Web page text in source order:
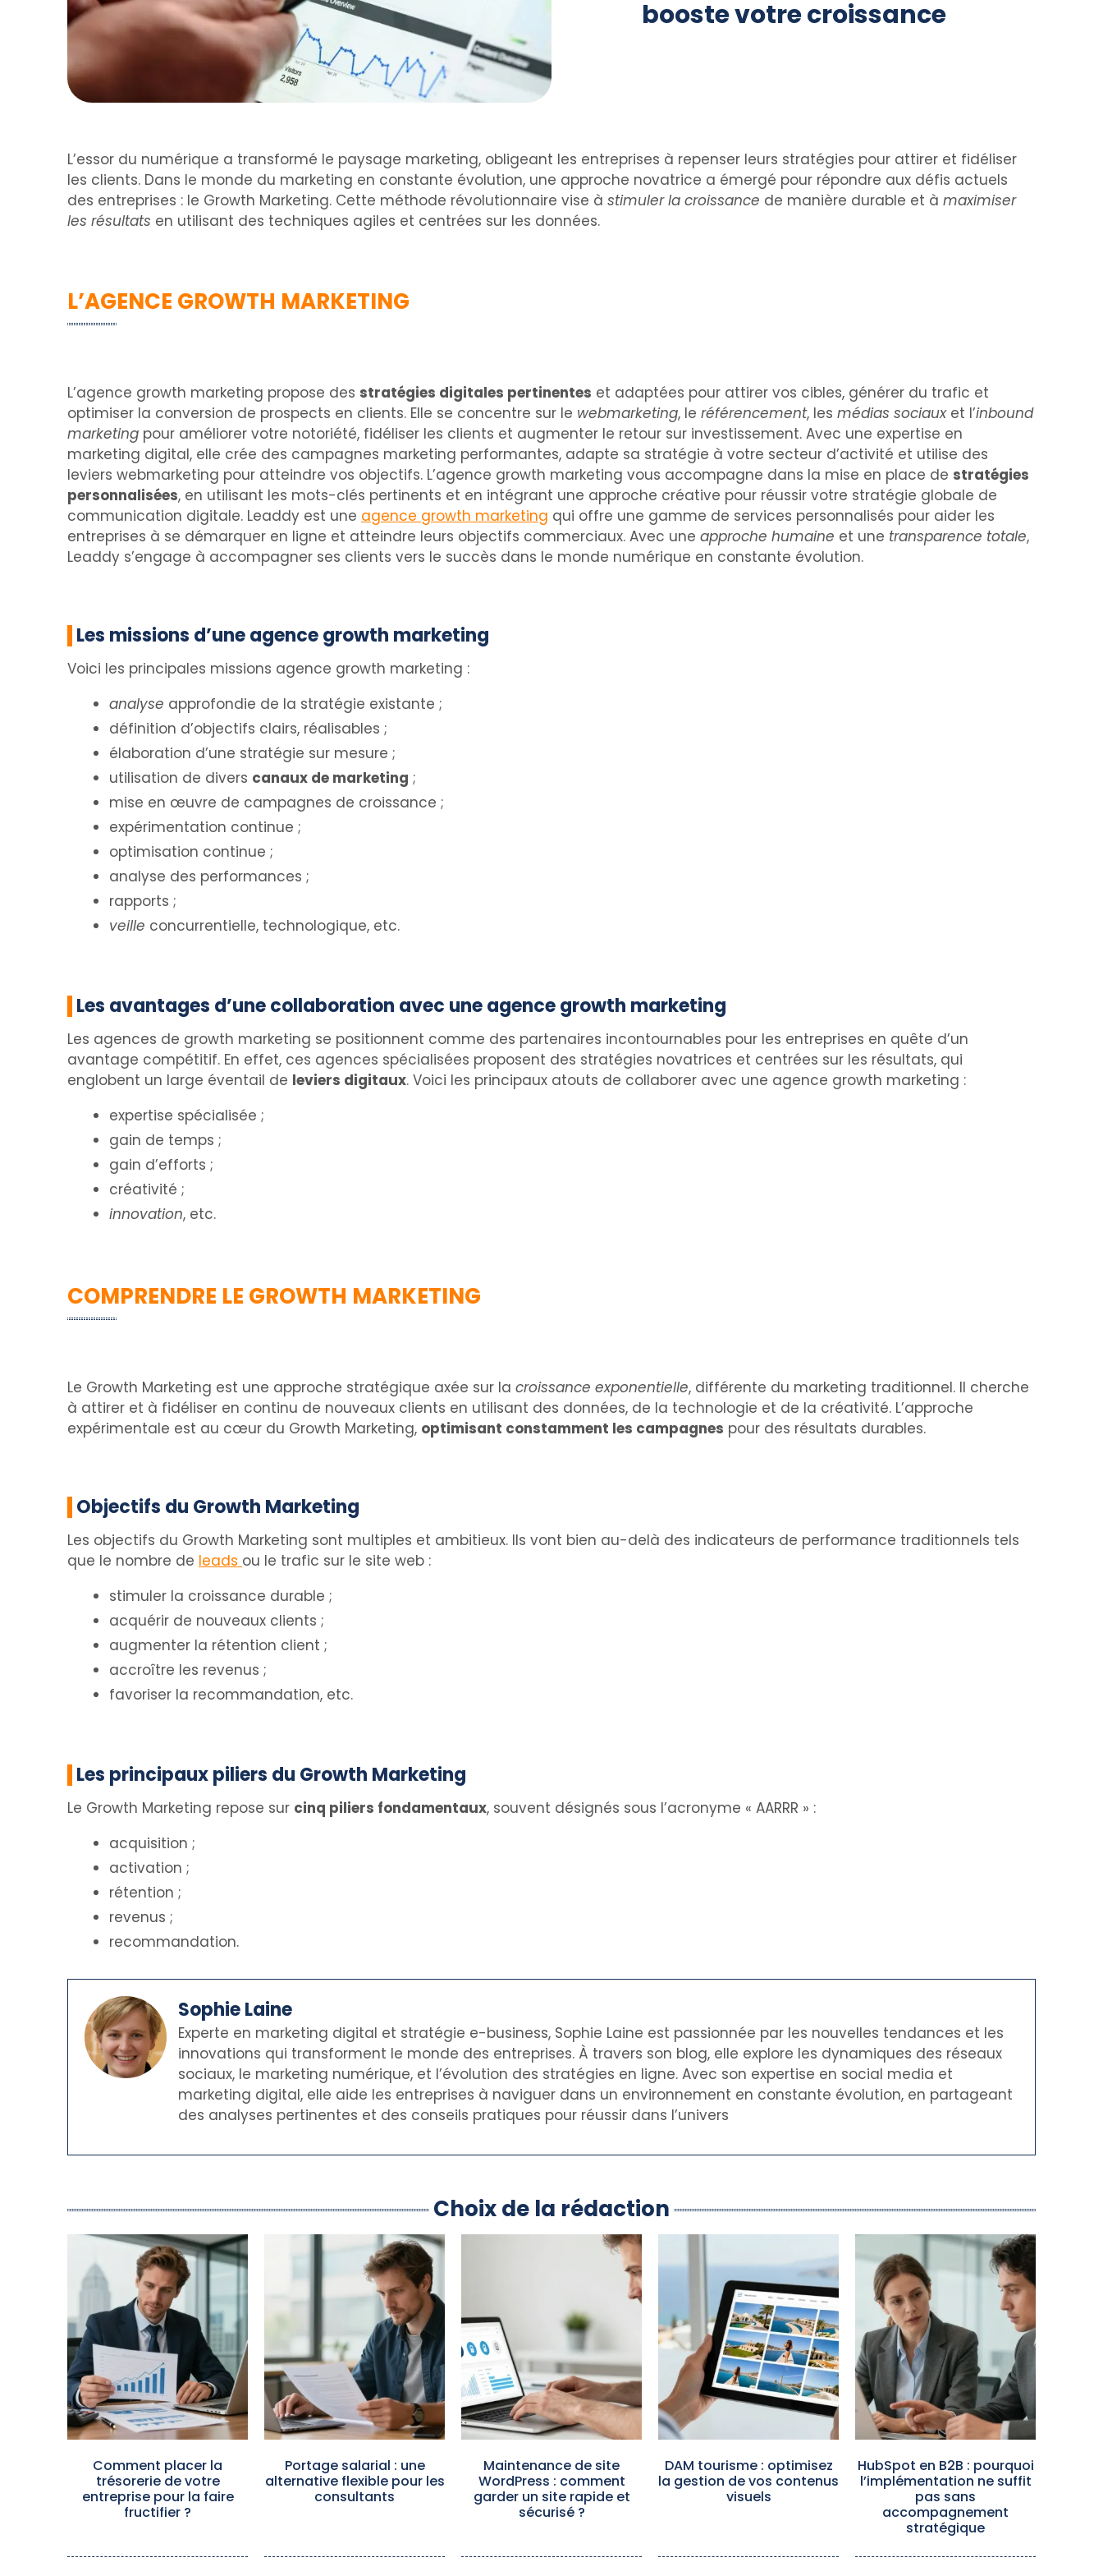
booste votre croissance
L’essor du numérique a transformé le paysage marketing, obligeant les entreprises à repenser leurs stratégies pour attirer et fidéliser
les clients. Dans le monde du marketing en constante évolution, une approche novatrice a émergé pour répondre aux défis actuels
des entreprises : le Growth Marketing. Cette méthode révolutionnaire vise à stimuler la croissance de manière durable et à maximiser
les résultats en utilisant des techniques agiles et centrées sur les données.
L’AGENCE GROWTH MARKETING
L’agence growth marketing propose des stratégies digitales pertinentes et adaptées pour attirer vos cibles, générer du trafic et
optimiser la conversion de prospects en clients. Elle se concentre sur le webmarketing, le référencement, les médias sociauxet l’inbound
marketing pour améliorer votre notoriété, fidéliser les clients et augmenter le retour sur investissement. Avec une expertise en
marketing digital, elle crée des campagnes marketing performantes, adapte sa stratégie à votre secteur d’activité et utilise des
leviers webmarketing pour atteindre vos objectifs. L’agence growth marketing vous accompagne dans la mise en place de stratégies
personnalisées, en utilisant les mots-clés pertinents et en intégrant une approche créative pour réussir votre stratégie globale de
communication digitale. Leaddy est une agence growth marketing qui offre une gamme de services personnalisés pour aider les
entreprises à se démarquer en ligne et atteindre leurs objectifs commerciaux. Avec une approche humaine et une transparence totale,
Leaddy s’engage à accompagner ses clients vers le succès dans le monde numérique en constante évolution.
Les missions d’une agence growth marketing
Voici les principales missions agence growth marketing :
analyse approfondie de la stratégie existante ;
définition d’objectifs clairs, réalisables ;
élaboration d’une stratégie sur mesure ;
utilisation de divers canaux de marketing ;
mise en œuvre de campagnes de croissance ;
expérimentation continue ;
optimisation continue ;
analyse des performances ;
rapports ;
veille concurrentielle, technologique, etc.
Les avantages d’une collaboration avec une agence growth marketing
Les agences de growth marketing se positionnent comme des partenaires incontournables pour les entreprises en quête d’un
avantage compétitif. En effet, ces agences spécialisées proposent des stratégies novatrices et centrées sur les résultats, qui
englobent un large éventail de leviers digitaux. Voici les principaux atouts de collaborer avec une agence growth marketing :
expertise spécialisée ;
gain de temps ;
gain d’efforts ;
créativité ;
innovation, etc.
COMPRENDRE LE GROWTH MARKETING
Le Growth Marketing est une approche stratégique axée sur la croissance exponentielle, différente du marketing traditionnel. Il cherche
à attirer et à fidéliser en continu de nouveaux clients en utilisant des données, de la technologie et de la créativité. L’approche
expérimentale est au cœur du Growth Marketing, optimisant constamment les campagnes pour des résultats durables.
Objectifs du Growth Marketing
Les objectifs du Growth Marketing sont multiples et ambitieux. Ils vont bien au-delà des indicateurs de performance traditionnels tels
que le nombre de leads ou le trafic sur le site web :
stimuler la croissance durable ;
acquérir de nouveaux clients ;
augmenter la rétention client ;
accroître les revenus ;
favoriser la recommandation, etc.
Les principaux piliers du Growth Marketing
Le Growth Marketing repose sur cinq piliers fondamentaux, souvent désignés sous l’acronyme « AARRR » :
acquisition ;
activation ;
rétention ;
revenus ;
recommandation.
Sophie Laine
Experte en marketing digital et stratégie e-business, Sophie Laine est passionnée par les nouvelles tendances et les
innovations qui transforment le monde des entreprises. À travers son blog, elle explore les dynamiques des réseaux
sociaux, le marketing numérique, et l’évolution des stratégies en ligne. Avec son expertise en social media et
marketing digital, elle aide les entreprises à naviguer dans un environnement en constante évolution, en partageant
des analyses pertinentes et des conseils pratiques pour réussir dans l’univers
Choix de la rédaction
Comment placer la
trésorerie de votre
entreprise pour la faire
fructifier ?
Portage salarial : une
alternative flexible pour les
consultants
Maintenance de site
WordPress : comment
garder un site rapide et
sécurisé ?
DAM tourisme : optimisez
la gestion de vos contenus
visuels
HubSpot en B2B : pourquoi
l’implémentation ne suffit
pas sans
accompagnement
stratégique